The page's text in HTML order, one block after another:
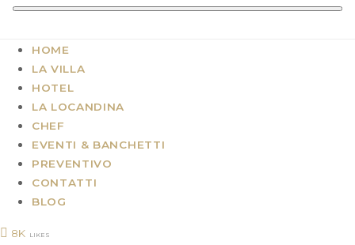
HOME
LA VILLA
HOTEL
LA LOCANDINA
CHEF
EVENTI & BANCHETTI
PREVENTIVO
CONTATTI
BLOG
8K LIKES